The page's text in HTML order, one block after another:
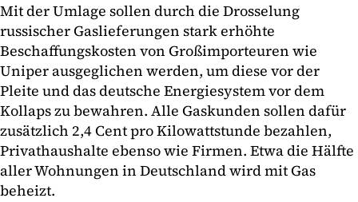
Mit der Umlage sollen durch die Drosselung
russischer Gaslieferungen stark erhöhte
Beschaffungskosten von Großimporteuren wie
Uniper ausgeglichen werden, um diese vor der
Pleite und das deutsche Energiesystem vor dem
Kollaps zu bewahren. Alle Gaskunden sollen dafür
zusätzlich 2,4 Cent pro Kilowattstunde bezahlen,
Privathaushalte ebenso wie Firmen. Etwa die Hälfte
aller Wohnungen in Deutschland wird mit Gas
beheizt.